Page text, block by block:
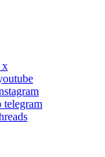
x
telegram